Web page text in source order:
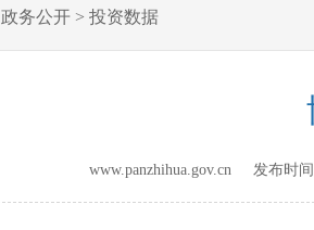
政务公开 > 投资数据
www.panzhihua.gov.cn 发布时